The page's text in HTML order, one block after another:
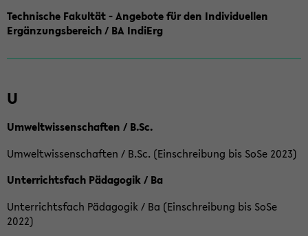
Technische Fakultät - Angebote für den Individuellen
Ergänzungsbereich / BA IndiErg
U
Umweltwissenschaften / B.Sc.
Umweltwissenschaften / B.Sc. (Einschreibung bis SoSe 2023)
Unterrichtsfach Pädagogik / Ba
Unterrichtsfach Pädagogik / Ba (Einschreibung bis SoSe
2022)